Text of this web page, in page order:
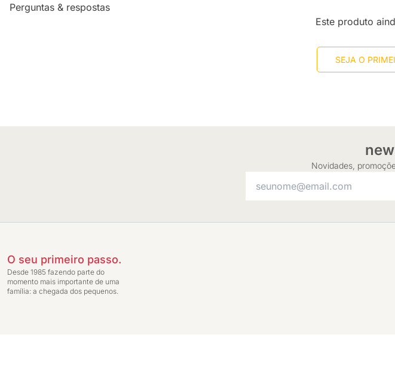
Perguntas & respostas
Este produto
SEJA O
Novidades,
O seu primeiro passo.
Desde 1985 fazendo parte do
momento mais importante de uma
família: a chegada dos pequenos.